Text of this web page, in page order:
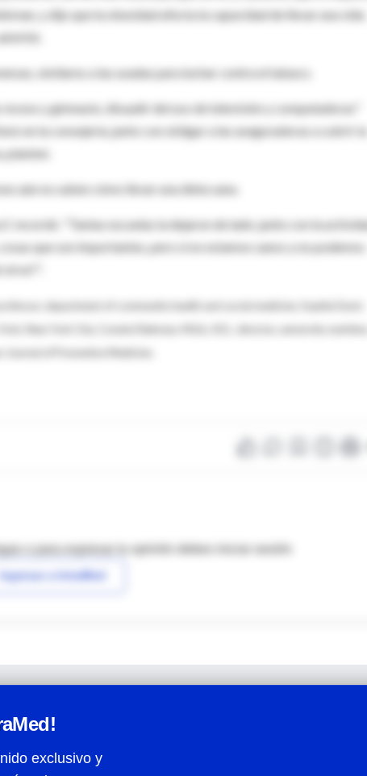
y dijo que la obesidad afecta la capacidad de llevar una vida
similares a las usadas para luchar contra el tabaco.
y gimnasio, disuadir del uso de televisión y computadoras"
en la consejería, junto con obligar a las aseguradoras a cubrir la
aún no saben cómo llevar una dieta sana.
recordó. "Tantas escuelas la dejaron de lado, junto con la
que son importantes, pero si no estamos sanos y no podemos
department of community health and social medicine, Sophie Davis
New York City; Connie Diekman, M.Ed., R.D., director, university
of Preventive Medicine.
o para expresar tu opinión debes iniciar sesión
Ingresar a IntraMed
exclusivo y